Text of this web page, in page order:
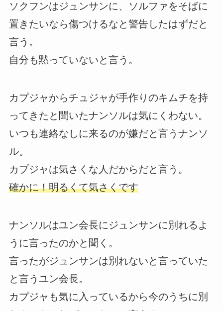
ソクフンはジュンサンに、ソルファをそばに
置きたいなら傷つけるなと警告したはずだと
言う。
自分も黙っていないと言う。
カプジャからチュジャが手作りのキムチを持
ってきたと聞いたナンソルは気にくわない。
いつも連絡なしに来るのが嫌だと言うナンソ
ル。
カプジャは気さくな人だからだと言う。
確かに！明るくて気さくです
ナンソルはユン会長にジュンサンに別れるよ
うに言ったのかと聞く。
言ったがジュンサンは別れないと言っていた
と言うユン会長。
カプジャも気に入っているから今のうちに別